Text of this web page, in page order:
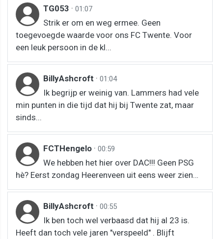
TG053 · 01:07
Strik er om en weg ermee. Geen
toegevoegde waarde voor ons FC Twente. Voor
een leuk persoon in de kl...
BillyAshcroft · 01:04
Ik begrijp er weinig van. Lammers had vele
min punten in die tijd dat hij bij Twente zat, maar
sinds...
FCTHengelo · 00:59
We hebben het hier over DAC!!! Geen PSG
hè? Eerst zondag Heerenveen uit eens weer zien…
BillyAshcroft · 00:55
Ik ben toch wel verbaasd dat hij al 23 is.
Heeft dan toch vele jaren "verspeeld" . Blijft